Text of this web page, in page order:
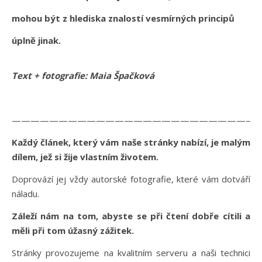
mohou být z hlediska znalostí vesmírných principů
úplně jinak.
Text + fotografie: Maia Špačková
Každý článek, který vám naše stránky nabízí, je malým
dílem, jež si žije vlastním životem.
Doprovází jej vždy autorské fotografie, které vám dotváří
náladu.
Záleží nám na tom, abyste se při čtení dobře cítili a
měli při tom úžasný zážitek.
Stránky provozujeme na kvalitním serveru a naši technici